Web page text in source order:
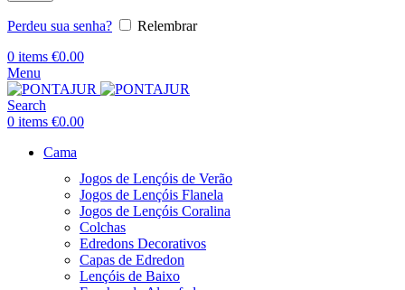
Perdeu sua senha?
Relembrar
0 items €0.00
Menu
Search
0 items €0.00
Cama
Jogos de Lençóis de Verão
Jogos de Lençóis Flanela
Jogos de Lençóis Coralina
Colchas
Edredons Decorativos
Capas de Edredon
Lençóis de Baixo